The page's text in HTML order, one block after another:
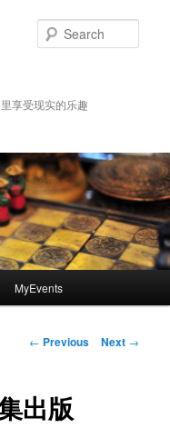
享受现实的乐趣
MyEvents
Post
← Previous Next →
出版